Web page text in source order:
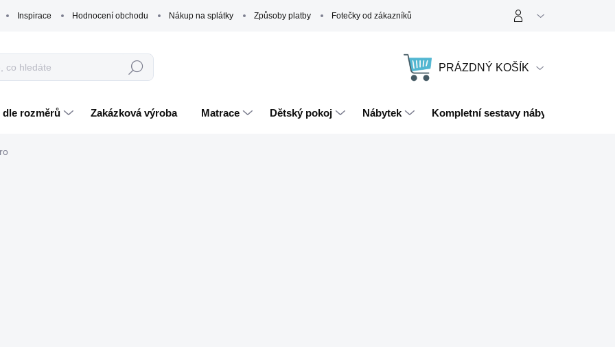
Inspirace Hodnocení obchodu Nákup na splátky Způsoby platby Fotečky od zákazníků
Hledat
NÁKUPNÍ
PRÁZDNÝ KOŠÍK
dle rozměrů Zakázková výroba Matrace Dětský pokoj Nábytek Kompletní sestavy nábytku